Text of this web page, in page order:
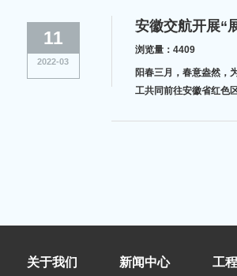
11
2022-03
安徽交航开展“
浏览量：4409
阳春三月，春意盎然，
工共同前往安徽省红色
关于我们 新闻中心 工